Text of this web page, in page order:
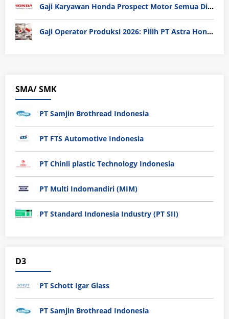
Gaji Karyawan Honda Prospect Motor Semua Divisi
Gaji Operator Produksi 2026: Pilih PT Astra Honda Motor (AHM) atau Manufaktur di Jepang?
SMA/ SMK
PT Samjin Brothread Indonesia
PT FTS Automotive Indonesia
PT Chinli plastic Technology Indonesia
PT Multi Indomandiri (MIM)
PT Standard Indonesia Industry (PT SII)
D3
PT Schott Igar Glass
PT Samjin Brothread Indonesia